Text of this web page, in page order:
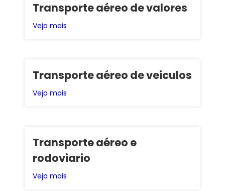
Transporte aéreo de valores
Veja mais
Transporte aéreo de veiculos
Veja mais
Transporte aéreo e
rodoviario
Veja mais